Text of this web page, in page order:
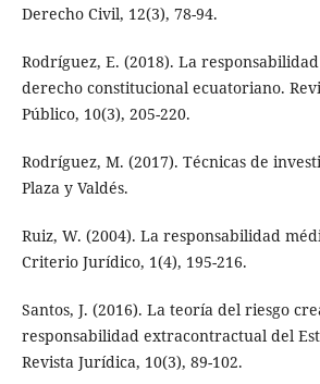
Derecho Civil, 12(3), 78-94.
Rodríguez, E. (2018). La
derecho constitucional ecuatoriano.
Público, 10(3), 205-220.
Rodríguez, M. (2017). Técnicas de
Plaza y Valdés.
Ruiz, W. (2004). La responsabilidad
Criterio Jurídico, 1(4), 195-216.
Santos, J. (2016). La teoría del riesgo
responsabilidad extracontractual del
Revista Jurídica, 10(3), 89-102.